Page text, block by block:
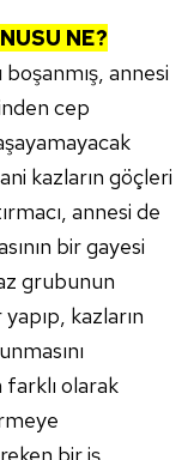
NE?
annesi
cep
kazların göçleri
annesi de
bir gayesi
grubunun
kazların
olarak